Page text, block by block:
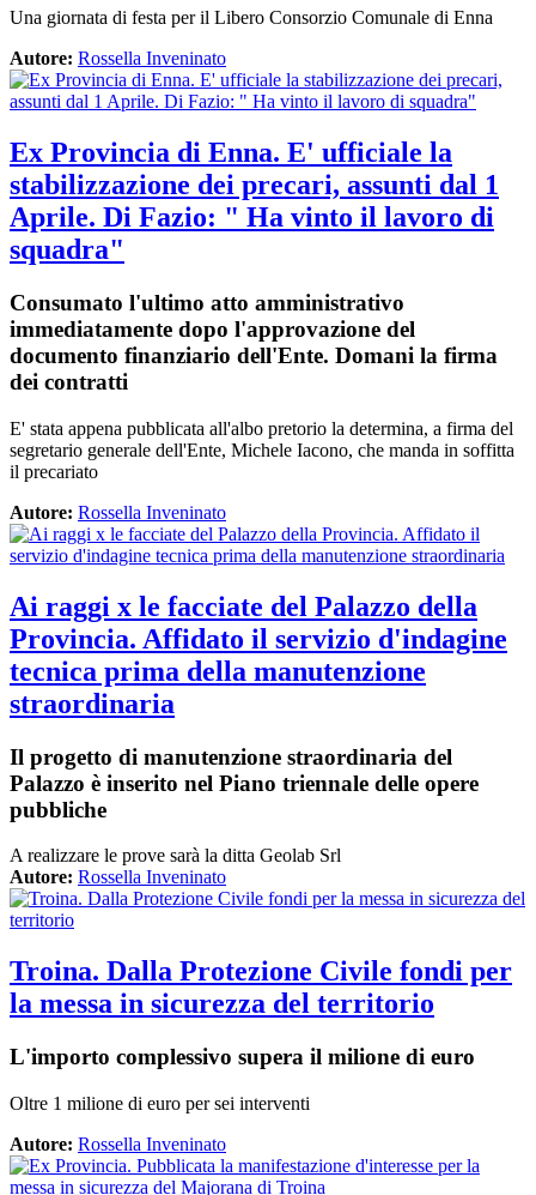
Una giornata di festa per il Libero Consorzio Comunale di Enna
Autore: Rossella Inveninato
Ex Provincia di Enna. E' ufficiale la
stabilizzazione dei precari, assunti dal 1
Aprile. Di Fazio: " Ha vinto il lavoro di
squadra"
Consumato l'ultimo atto amministrativo
immediatamente dopo l'approvazione del
documento finanziario dell'Ente. Domani la firma
dei contratti
E' stata appena pubblicata all'albo pretorio la determina, a firma del
segretario generale dell'Ente, Michele Iacono, che manda in soffitta
il precariato
Autore: Rossella Inveninato
Ai raggi x le facciate del Palazzo della
Provincia. Affidato il servizio d'indagine
tecnica prima della manutenzione
straordinaria
Il progetto di manutenzione straordinaria del
Palazzo è inserito nel Piano triennale delle opere
pubbliche
A realizzare le prove sarà la ditta Geolab Srl
Autore: Rossella Inveninato
Troina. Dalla Protezione Civile fondi per
la messa in sicurezza del territorio
L'importo complessivo supera il milione di euro
Oltre 1 milione di euro per sei interventi
Autore: Rossella Inveninato